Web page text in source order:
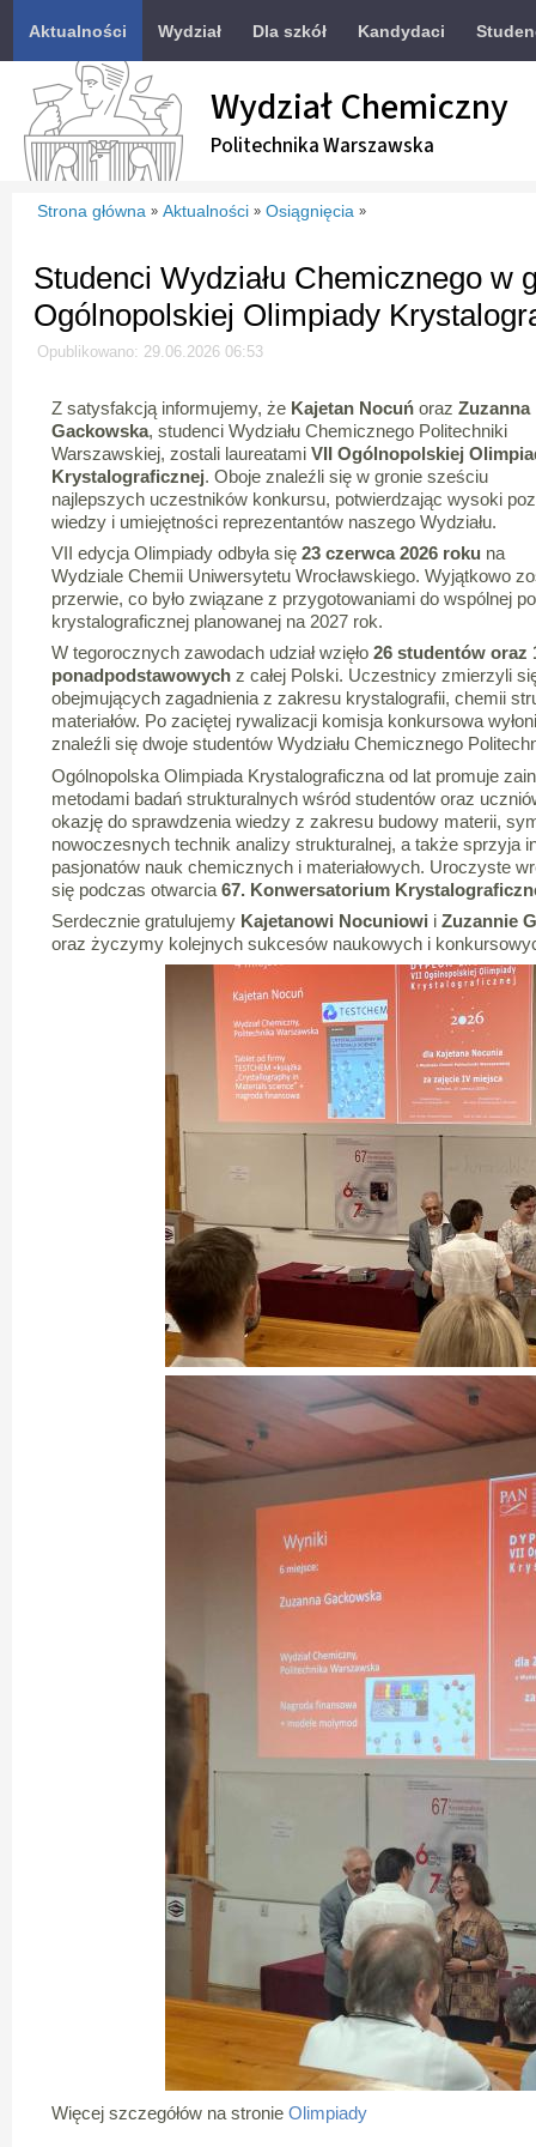
Aktualności Wydział Dla szkół Kandydaci
Wydział Chemiczny
Politechnika Warszawska
Strona główna » Aktualności » Osiągnięcia »
Studenci Wydziału Chemicznego w
Ogólnopolskiej Olimpiady
Opublikowano: 29.06.2026 06:53
Z satysfakcją informujemy, że Kajetan Nocuńoraz Zuzanna
Gackowska, studenci Wydziału Chemicznego Politechniki
Warszawskiej, zostali laureatami VII Ogólnopolskiej
Krystalograficznej. Oboje znaleźli się w gronie sześciu
najlepszych uczestników konkursu, potwierdzając wysoki
wiedzy i umiejętności reprezentantów naszego Wydziału.
VII edycja Olimpiady odbyła się 23 czerwca 2026 roku na
Wydziale Chemii Uniwersytetu Wrocławskiego. Wyjątkowo
przerwie, co było związane z przygotowaniami do wspólnej
krystalograficznej planowanej na 2027 rok.
W tegorocznych zawodach udział wzięło 26 studentów oraz
ponadpodstawowychz całej Polski. Uczestnicy zmierzyli
obejmujących zagadnienia z zakresu krystalografii, chemii
materiałów. Po zaciętej rywalizacji komisja konkursowa
znaleźli się dwoje studentów Wydziału Chemicznego
Ogólnopolska Olimpiada Krystalograficzna od lat promuje
metodami badań strukturalnych wśród studentów oraz
okazję do sprawdzenia wiedzy z zakresu budowy materii,
nowoczesnych technik analizy strukturalnej, a także sprzyja
pasjonatów nauk chemicznych i materiałowych. Uroczyste
się podczas otwarcia 67. Konwersatorium
Serdecznie gratulujemy Kajetanowi Nocuniowi i Zuzannie
oraz życzymy kolejnych sukcesów naukowych i
Więcej szczegółów na stronie Olimpiady